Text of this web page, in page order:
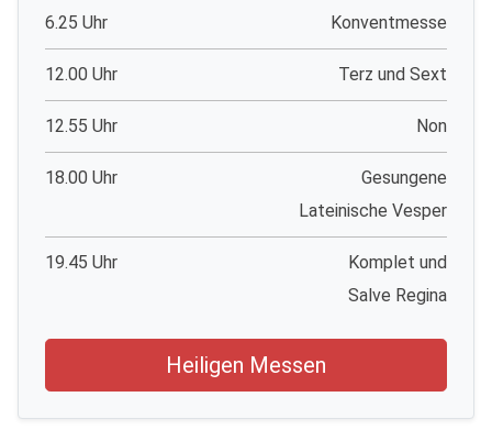
6.25 Uhr Konventmesse
12.00 Uhr Terz und Sext
12.55 Uhr Non
18.00 Uhr
Gesungene
Lateinische Vesper
19.45 Uhr
Komplet und
Salve Regina
Heiligen Messen